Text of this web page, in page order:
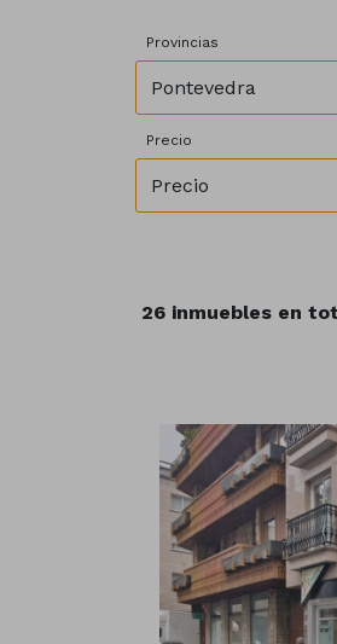
Provincias
Pontevedra
Precio
Precio
26 inmuebles en